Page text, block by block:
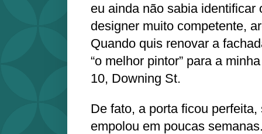
eu ainda não sabia identificar
designer muito competente,
Quando quis renovar a
“o melhor pintor” para a
10, Downing St.
De fato, a porta ficou
empolou em poucas